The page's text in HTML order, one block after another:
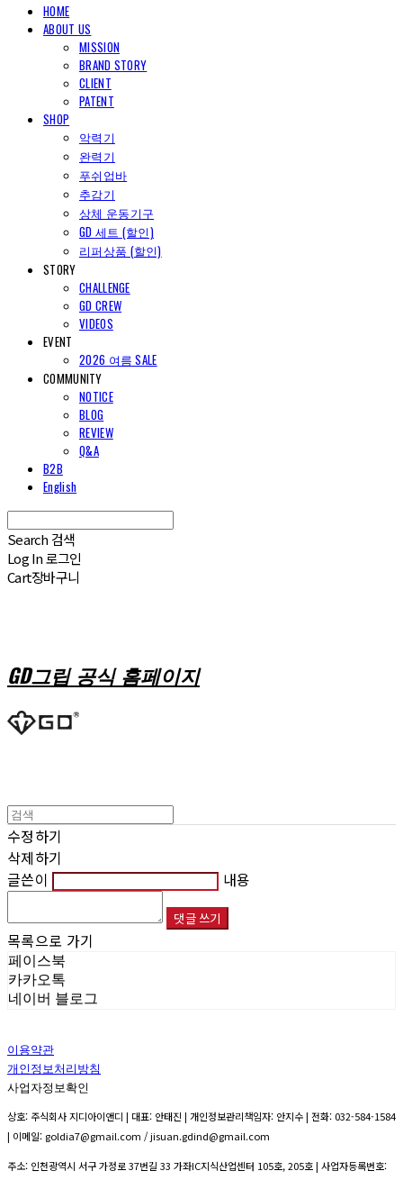
HOME
ABOUT US
MISSION
BRAND STORY
CLIENT
PATENT
SHOP
악력기
완력기
푸쉬업바
추감기
상체 운동기구
GD 세트 (할인)
리퍼상품 (할인)
STORY
CHALLENGE
GD CREW
VIDEOS
EVENT
2026 여름 SALE
COMMUNITY
NOTICE
BLOG
REVIEW
Q&A
B2B
English
Search 검색
Log In로그인
Cart장바구니
GD그립 공식 홈페이지
수정하기
삭제하기
글쓴이
내용
댓글 쓰기
목록으로 가기
페이스북
카카오톡
네이버 블로그
이용약관
개인정보처리방침
사업자정보확인
상호: 주식회사 지디아이앤디 | 대표: 안태진 | 개인정보관리책임자: 안지수 | 전화: 032-584-1584
| 이메일: goldia7@gmail.com / jisuan.gdind@gmail.com
주소: 인천광역시 서구 가정로 37번길 33 가좌IC지식산업센터 105호, 205호 | 사업자등록번호: